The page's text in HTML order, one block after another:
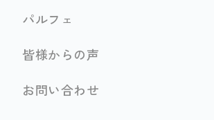
パルフェ
皆様からの声
お問い合わせ